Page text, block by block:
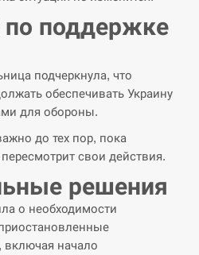
на Patriot для
на сомнения…
протоки
поддержке
подчеркнула, что
обеспечивать Украину
для обороны.
до тех пор, пока
свои действия.
решения
о необходимости
включая начало